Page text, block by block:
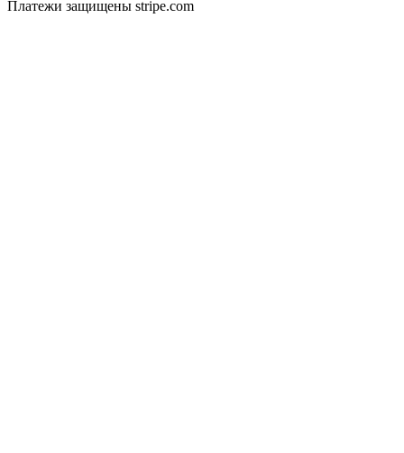
Платежи защищены stripe.com